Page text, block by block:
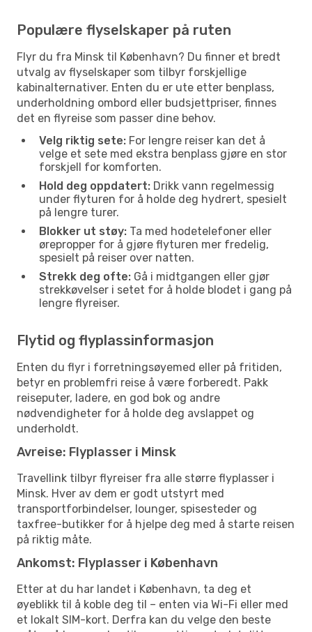
Populære flyselskaper på ruten
Flyr du fra Minsk til København? Du finner et bredt
utvalg av flyselskaper som tilbyr forskjellige
kabinalternativer. Enten du er ute etter benplass,
underholdning ombord eller budsjettpriser, finnes
det en flyreise som passer dine behov.
Velg riktig sete: For lengre reiser kan det å
velge et sete med ekstra benplass gjøre en stor
forskjell for komforten.
Hold deg oppdatert: Drikk vann regelmessig
under flyturen for å holde deg hydrert, spesielt
på lengre turer.
Blokker ut støy: Ta med hodetelefoner eller
ørepropper for å gjøre flyturen mer fredelig,
spesielt på reiser over natten.
Strekk deg ofte: Gå i midtgangen eller gjør
strekkøvelser i setet for å holde blodet i gang på
lengre flyreiser.
Flytid og flyplassinformasjon
Enten du flyr i forretningsøyemed eller på fritiden,
betyr en problemfri reise å være forberedt. Pakk
reiseputer, ladere, en god bok og andre
nødvendigheter for å holde deg avslappet og
underholdt.
Avreise: Flyplasser i Minsk
Travellink tilbyr flyreiser fra alle større flyplasser i
Minsk. Hver av dem er godt utstyrt med
transportforbindelser, lounger, spisesteder og
taxfree-butikker for å hjelpe deg med å starte reisen
på riktig måte.
Ankomst: Flyplasser i København
Etter at du har landet i København, ta deg et
øyeblikk til å koble deg til – enten via Wi-Fi eller med
et lokalt SIM-kort. Derfra kan du velge den beste